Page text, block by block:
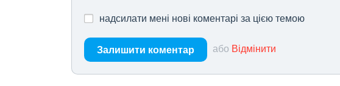
надсилати мені нові коментарі за цією темою
Залишити коментар або Відмінити